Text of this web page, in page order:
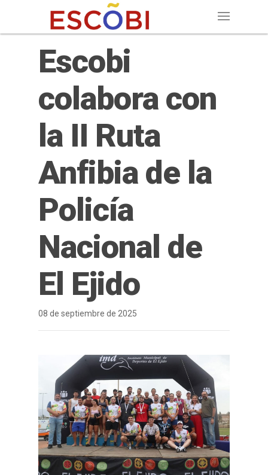
Escobi
colabora con
la II Ruta
Anfibia de la
Policía
Nacional de
El Ejido
08 de septiembre de 2025